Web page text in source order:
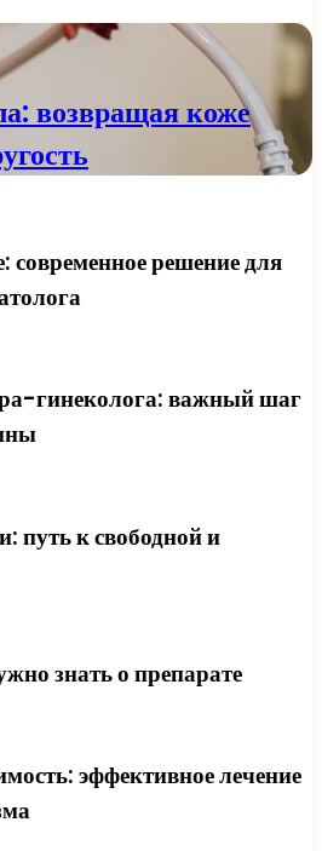
возвращая коже
современное решение для
гинеколога: важный шаг
путь к свободной и
знать о препарате
эффективное лечение